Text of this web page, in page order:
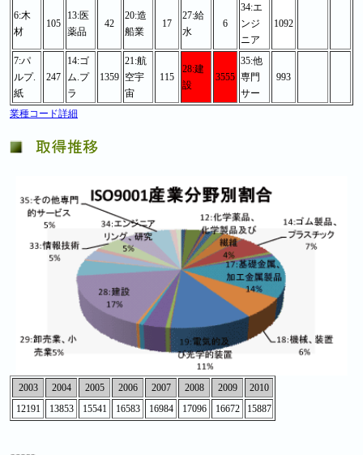
6:木
材
105
13:医
薬品
42
20:造
船業
17
27:給
水
6
34:エ
ンジ
ニア
1092
7:パ
ルプ.
紙
247
14:ゴ
ム.プ
ラ
1359
21:航
空宇
宙
115
28:建
設
3555
35:他
専門
サー
993
業種コード詳細
2003 2004 2005 2006 2007 2008 2009
2010
12191
13853 15541 16583 16984 17096 16672 15887